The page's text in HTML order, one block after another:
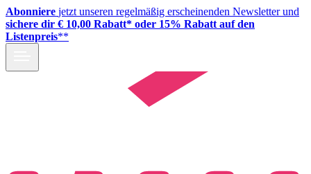
Abonniere jetzt unseren regelmäßig erscheinenden Newsletter und
sichere dir € 10,00 Rabatt* oder 15% Rabatt auf den
Listenpreis**